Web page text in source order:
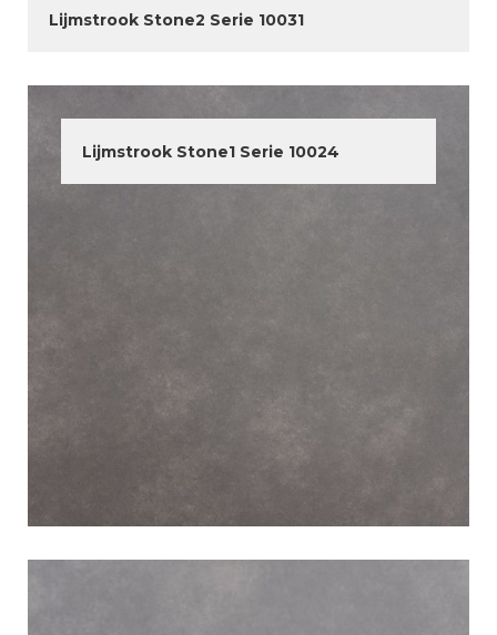
Lijmstrook Stone2 Serie 10031
Lijmstrook Stone1 Serie 10024